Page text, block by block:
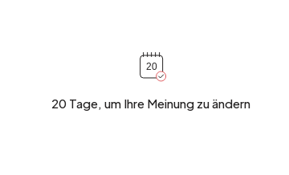
20 Tage, um Ihre Meinung zu ändern